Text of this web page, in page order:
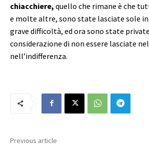
chiacchiere, quello che rimane è che
e molte altre, sono state lasciate sole
grave difficoltà, ed ora sono state
considerazione di non essere lasciate
nell’indifferenza.
Previous article